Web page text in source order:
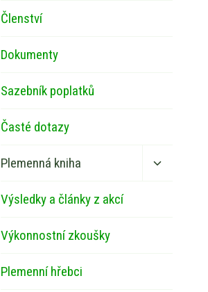
Členství
Dokumenty
Sazebník poplatků
Časté dotazy
Plemenná kniha
Toggle
Výsledky a články z akcí
Výkonnostní zkoušky
Plemenní hřebci